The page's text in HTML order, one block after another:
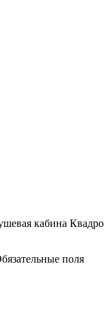
кабина Квадро
поля